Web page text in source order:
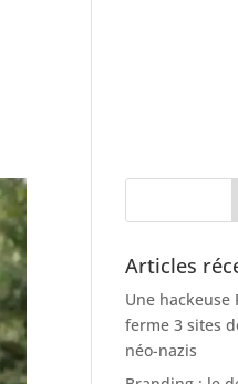
Articles
Une hackeuse
ferme 3 sites
néo-nazis